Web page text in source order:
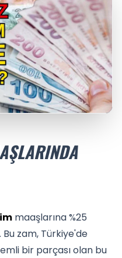
maaşlarına %25
Bu zam, Türkiye'de
bir parçası olan bu